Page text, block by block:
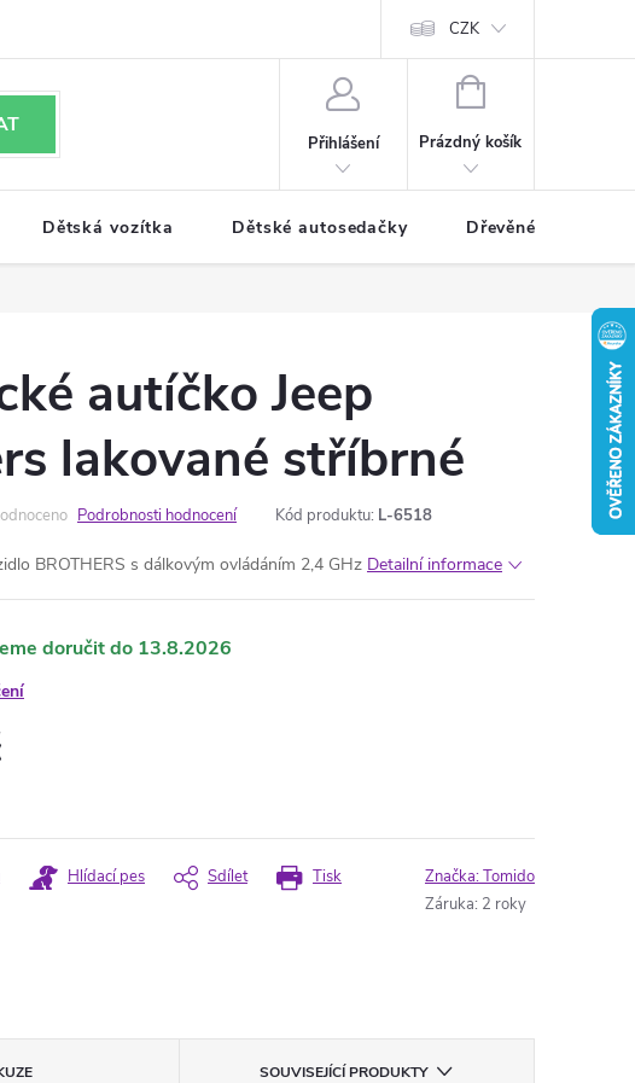
CZK
Přihlášení
NÁKUPNÍ
Prázdný košík
Dětská vozítka Dětské autosedačky Dřevěné hračky
autíčko Jeep
lakované stříbrné
Podrobnosti hodnocení Kód produktu: L-6518
BROTHERS s dálkovým ovládáním 2,4 GHz Detailní informace
13.8.2026
Tisk
Hlídací pes Sdílet Značka:Tomido
Záruka: 2 roky
SOUVISEJÍCÍ PRODUKTY